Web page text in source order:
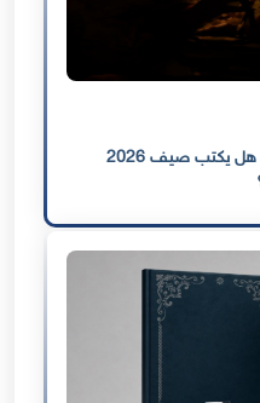
كهرباء عدن تحت مقصلة «العجز»: هل يكتب صيف 2026